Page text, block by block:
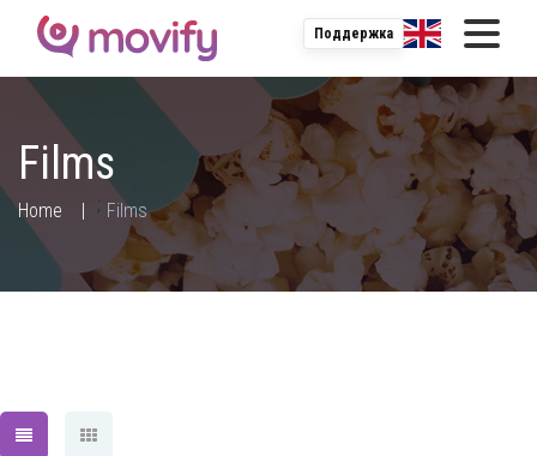
Поддержка
Films
Home ; Films